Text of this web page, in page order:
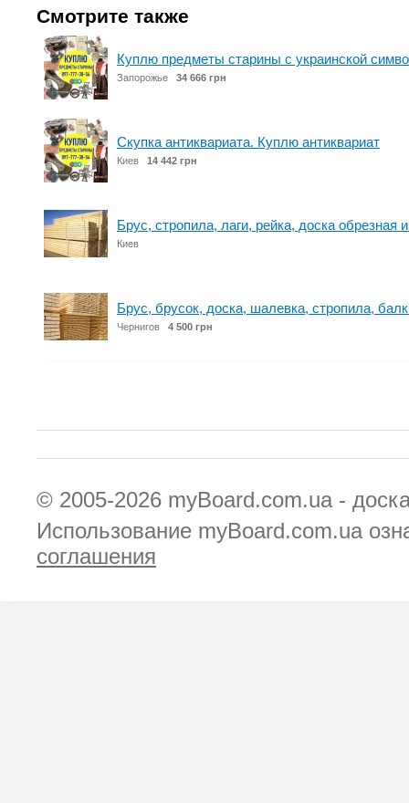
Смотрите также
Куплю предметы старины с украинской
Запорожье 34 666 грн
Скупка антиквариата. Куплю антиквариат
Киев 14 442 грн
Брус, стропила, лаги, рейка, доска обрезная
Киев
Брус, брусок, доска, шалевка, стропила,
Чернигов 4 500 грн
© 2005-2026 myBoard.com.ua -
Использование myBoard.com.ua
соглашения